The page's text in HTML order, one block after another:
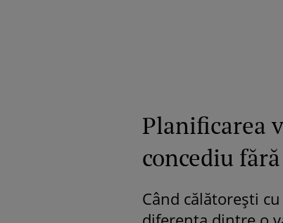
Planificarea
concediu
Când călătorești